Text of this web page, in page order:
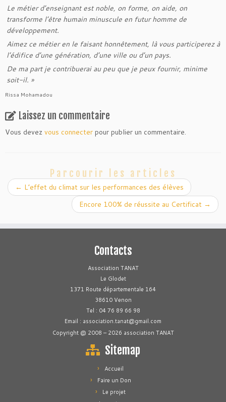
Le métier d’enseignant est noble, on forme, on aide, on
transforme l’être humain minuscule en futur homme de
développement.
Aimez ce métier en le faisant honnêtement, là vous participerez à
l’édifice d’une génération, d’une ville ou d’un pays.
De ma part je contribuerai au peu que je peux fournir, minime
soit-il. »
Rissa Mohamadou
Laissez un commentaire
Vous devez vous connecter pour publier un commentaire.
Parcourir les articles
← L’effet du climat sur les performances des élèves
Encore 100% de réussite au Certificat →
Contacts
Association TANAT
Le Glodet
1371 Route départementale 164
38610 Venon
Tel : 04 76 89 66 98
Email : association.tanat@gmail.com
Copyright @ 2008 – 2026 association TANAT
Sitemap
Accueil
Faire un Don
Le projet